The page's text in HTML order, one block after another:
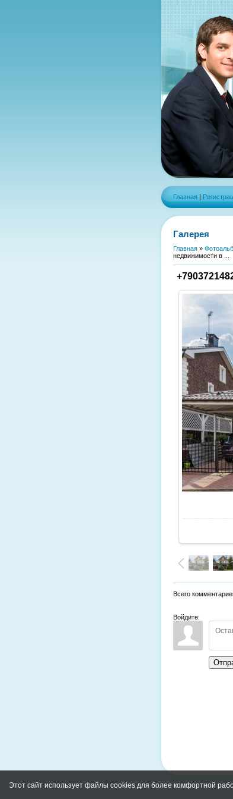
Главная |
Галерея
Главная »
недвижимости в ...
Всего
Войдите:
Этот сайт использует файлы cookies для более комфортной